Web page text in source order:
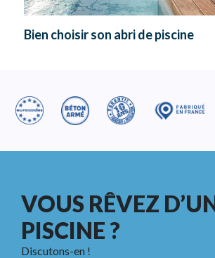
Bien choisir son abri de piscine
VOUS RÊVEZ
PISCINE ?
Discutons-en !